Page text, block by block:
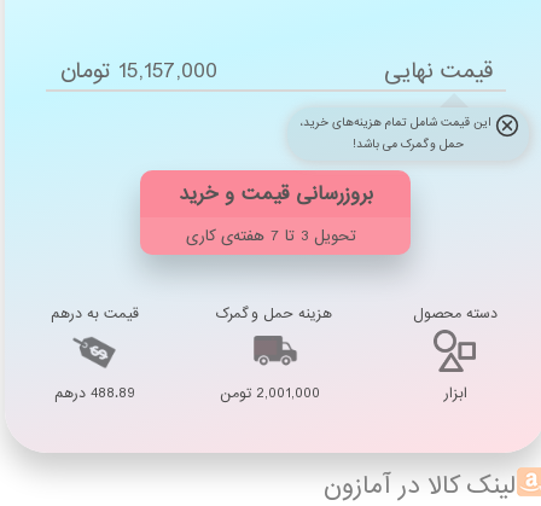
قیمت نهایی
این قیمت شامل تمام هزینه‌های خرید،
حمل و گمرک می باشد!
15,157,000 تومان
تحویل 3 تا 7 هفته‌ی کاری
دسته محصول
ابزار
هزینه حمل و گمرک
2,001,000 تومن
قیمت به درهم
488.89 درهم
لینک کالا در آمازون